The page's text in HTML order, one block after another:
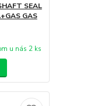
SEAL
GAS
u nás 2 ks